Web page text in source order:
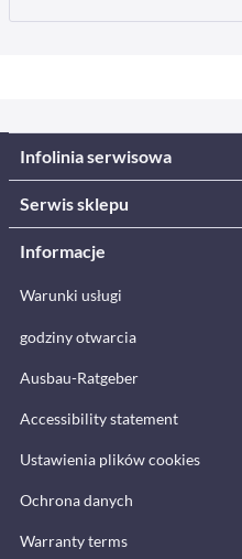
Infolinia serwisowa
Serwis sklepu
Informacje
Warunki usługi
godziny otwarcia
Ausbau-Ratgeber
Accessibility statement
Ustawienia plików cookies
Ochrona danych
Warranty terms